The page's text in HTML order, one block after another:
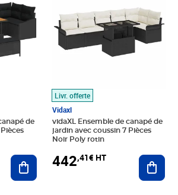
de
Ajouter au panier
Livr. offerte
Vidaxl
vidaXL Ensemble de canapé de
jardin avec coussin 7 Pièces
Noir Poly rotin
442,41€ HT